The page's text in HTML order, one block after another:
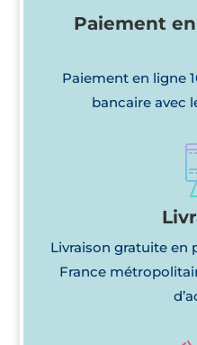
Paiement
Paiement en ligne
bancaire avec
Livraison gratuite en
France